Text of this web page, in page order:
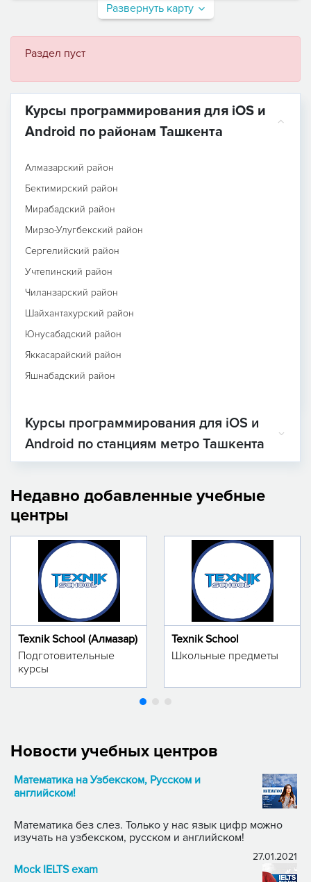
Развернуть карту
Раздел пуст
Курсы программирования для iOS и
Android по районам Ташкента
Алмазарский район
Бектимирский район
Мирабадский район
Мирзо-Улугбекский район
Сергелийский район
Учтепинский район
Чиланзарский район
Шайхантахурский район
Юнусабадский район
Яккасарайский район
Яшнабадский район
Курсы программирования для iOS и
Android по станциям метро Ташкента
Недавно добавленные учебные
центры
Texnik School (Алмазар)
Подготовительные
курсы
Texnik School
Школьные предметы
Новости учебных центров
Математика на Узбекском, Русском и
английском!
Математика без слез. Только у нас язык цифр можно
изучать на узбекском, русском и английском!
27.01.2021
Mock IELTS exam